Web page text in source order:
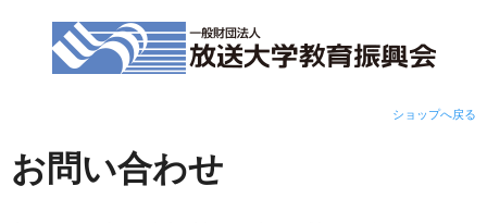
ショップへ戻る
お問い合わせ